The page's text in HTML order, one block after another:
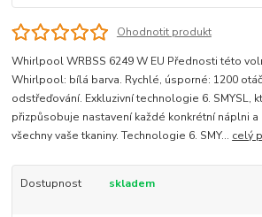
Ohodnotit produkt
Whirlpool WRBSS 6249 W EU Přednosti této
Whirlpool: bílá barva. Rychlé, úsporné: 1200
odstřeďování. Exkluzivní technologie 6. SMYSL,
přizpůsobuje nastavení každé konkrétní náplni
všechny vaše tkaniny. Technologie 6. SMY... celý
Dostupnost skladem